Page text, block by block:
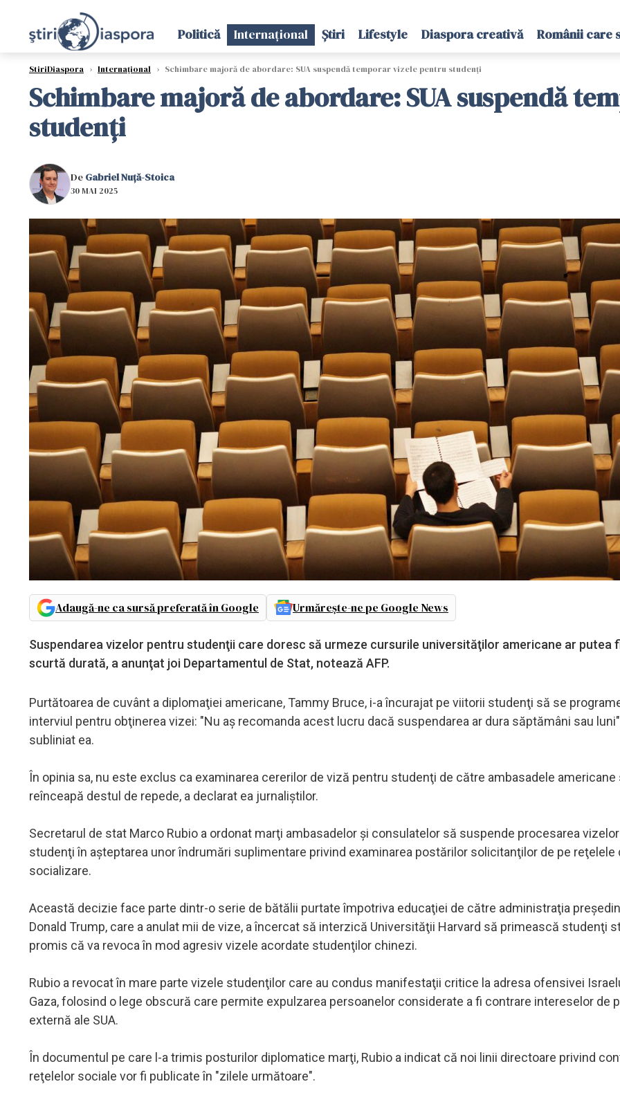
Politică Internațional Știri Lifestyle Diaspora creativă Românii care
StiriDiaspora › Internațional › Schimbare majoră de abordare: SUA suspendă temporar vizele pentru studenți
Schimbare majoră de abordare: SUA suspendă
studenți
De Gabriel Nuță-Stoica
30 MAI 2025
Adaugă-ne ca sursă preferată în Google Urmărește-ne pe Google News
Suspendarea vizelor pentru studenţii care doresc să urmeze cursurile universităţilor americane ar putea
scurtă durată, a anunţat joi Departamentul de Stat, notează AFP.
Purtătoarea de cuvânt a diplomaţiei americane, Tammy Bruce, i-a încurajat pe viitorii studenţi să se
interviul pentru obţinerea vizei: "Nu aş recomanda acest lucru dacă suspendarea ar dura săptămâni sau
subliniat ea.
În opinia sa, nu este exclus ca examinarea cererilor de viză pentru studenţi de către ambasadele americane
reînceapă destul de repede, a declarat ea jurnaliştilor.
Secretarul de stat Marco Rubio a ordonat marţi ambasadelor şi consulatelor să suspende procesarea
studenţi în aşteptarea unor îndrumări suplimentare privind examinarea postărilor solicitanţilor de pe reţelele
socializare.
Această decizie face parte dintr-o serie de bătălii purtate împotriva educaţiei de către administraţia
Donald Trump, care a anulat mii de vize, a încercat să interzică Universităţii Harvard să primească studenţi
promis că va revoca în mod agresiv vizele acordate studenţilor chinezi.
Rubio a revocat în mare parte vizele studenţilor care au condus manifestaţii critice la adresa ofensivei
Gaza, folosind o lege obscură care permite expulzarea persoanelor considerate a fi contrare intereselor de
externă ale SUA.
În documentul pe care l-a trimis posturilor diplomatice marţi, Rubio a indicat că noi linii directoare privind
reţelelor sociale vor fi publicate în "zilele următoare".